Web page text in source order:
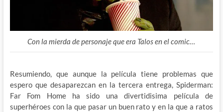
Con la mierda de personaje que era Talos en el comic…
Resumiendo, que aunque la película tiene problemas que
espero que desaparezcan en la tercera entrega, Spiderman:
Far Fom Home ha sido una divertidisima película de
superhéroes con la que pasar un buen rato y en la que a ratos